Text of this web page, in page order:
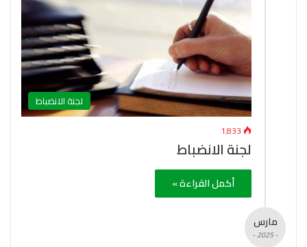
لجنة الانضباط
1٬833
لجنة الانضباط
أكمل القراءة »
مارس
- 2025 -